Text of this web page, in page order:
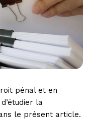
pénal et en
la
le présent article.